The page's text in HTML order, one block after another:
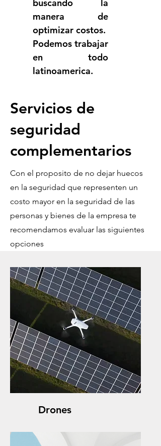
buscando la
manera de
optimizar costos.
Podemos trabajar
en todo
latinoamerica.
Servicios de
seguridad
complementarios
Con el proposito de no dejar huecos
en la seguridad que representen un
costo mayor en la seguridad de las
personas y bienes de la empresa te
recomendamos evaluar las siguientes
opciones
Drones